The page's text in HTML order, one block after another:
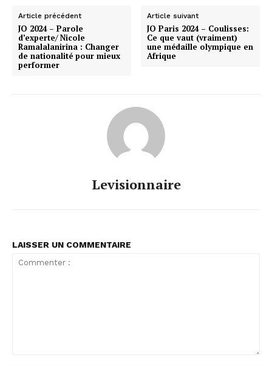
Article précédent
JO 2024 – Parole
d’experte/ Nicole
Ramalalanirina : Changer
de nationalité pour mieux
performer
Article suivant
JO Paris 2024 – Coulisses:
Ce que vaut (vraiment)
une médaille olympique en
Afrique
Levisionnaire
LAISSER UN COMMENTAIRE